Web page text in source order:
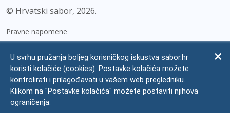
© Hrvatski sabor, 2026
Pravne napomene
Zaštita osobnih podataka
Impressum
Česta pitanja
U svrhu pružanja boljeg korisničkog iskustva sabor.hr
koristi kolačiće (cookies). Postavke kolačića možete
kontrolirati i prilagođavati u vašem web pregledniku.
Klikom na "Postavke kolačića" možete postaviti njihova
ograničenja.